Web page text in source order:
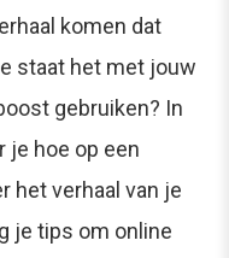
komen dat
staat het met jouw
gebruiken? In
je hoe op een
het verhaal van je
je tips om online